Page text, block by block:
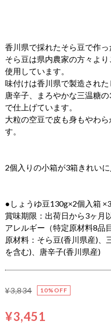
香川県で採れたそら豆で作っ
そら豆は県内農家の方々よ
使用しています。
味付けは香川県で製造され
唐辛子、まろやかな三温糖
で仕上げています。
大粒の空豆で皮も身もやわ
す。
2個入りの小箱が3箱きれいに
●しょうゆ豆130g×2個入箱 ×3
賞味期限：出荷日から3ヶ月
アレルギー（特定原材料8品
原材料：そら豆(香川県産)、
を含む)、唐辛子(香川県産)
¥3,834 10%OFF
¥3,451